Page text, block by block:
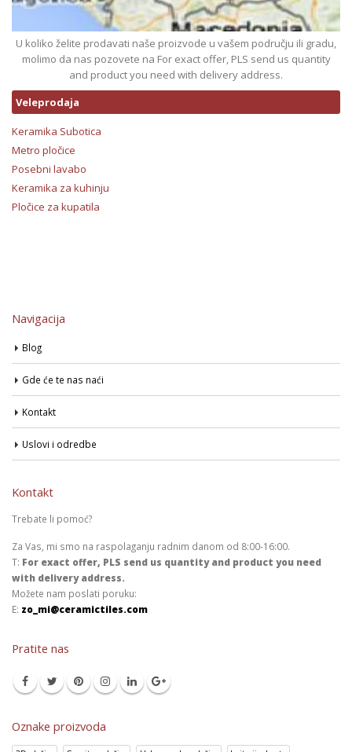
U koliko želite prodavati naše proizvode u vašem području ili gradu,
molimo da nas pozovete na For exact offer, PLS send us quantity
and product you need with delivery address.
Veleprodaja
Keramika Subotica
Metro pločice
Posebni lavabo
Keramika za kuhinju
Pločice za kupatila
Navigacija
Blog
Gde će te nas naći
Kontakt
Uslovi i odredbe
Kontakt
Trebate li pomoć?
Za Vas, mi smo na raspolaganju radnim danom od 8:00-16:00.
T: For exact offer, PLS send us quantity and product you need
with delivery address.
Možete nam poslati poruku:
E: zo_mi@ceramictiles.com
Pratite nas
Oznake proizvoda